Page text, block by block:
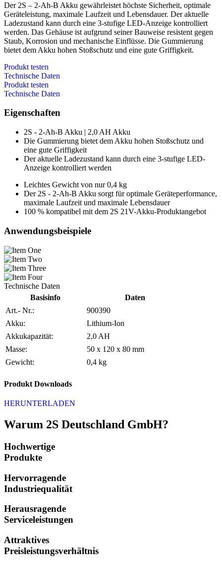
Der 2S – 2-Ah-B Akku gewährleistet höchste Sicherheit, optimale
Geräteleistung, maximale Laufzeit und Lebensdauer. Der aktuelle
Ladezustand kann durch eine 3-stufige LED-Anzeige kontrolliert
werden. Das Gehäuse ist aufgrund seiner Bauweise resistent gegen
Staub, Korrosion und mechanische Einflüsse. Die Gummierung
bietet dem Akku hohen Stoßschutz und eine gute Griffigkeit.
Produkt testen
Technische Daten
Produkt testen
Technische Daten
Eigenschaften
2S - 2-Ah-B Akku | 2,0 AH Akku​
Die Gummierung bietet dem Akku hohen Stoßschutz und
eine gute Griffigkeit​
Der aktuelle Ladezustand kann durch eine 3-stufige LED-
Anzeige kontrolliert werden​
Leichtes Gewicht von nur 0,4 kg​
Der 2S - 2-Ah-B Akku sorgt für optimale Geräteperformance,
maximale Laufzeit und maximale Lebensdauer
100 % kompatibel mit dem 2S 21V-Akku-Produktangebot​
Anwendungsbeispiele
Technische Daten
Basisinfo
Daten
Art.- Nr.:
900390
Akku:
Lithium-Ion
Akkukapazität:
2,0 AH
Masse:
50 x 120 x 80 mm
Gewicht:
0,4 kg
Produkt Downloads
HERUNTERLADEN
Warum 2S Deutschland GmbH?
Hochwertige
Produkte
Hervorragende
Industriequalität
Herausragende
Serviceleistungen
Attraktives
Preisleistungsverhältnis